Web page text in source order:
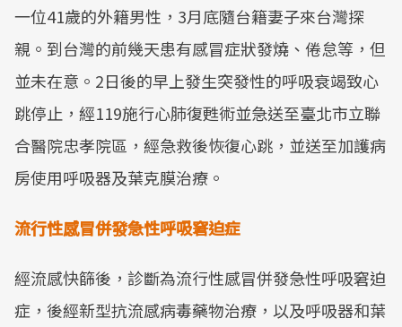
一位41歲的外籍男性，3月底隨台籍妻子來台灣探
親。到台灣的前幾天患有感冒症狀發燒、倦怠等，但
並未在意。2日後的早上發生突發性的呼吸衰竭致心
跳停止，經119施行心肺復甦術並急送至臺北市立聯
合醫院忠孝院區，經急救後恢復心跳，並送至加護病
房使用呼吸器及葉克膜治療。
流行性感冒併發急性呼吸窘迫症
經流感快篩後，診斷為流行性感冒併發急性呼吸窘迫
症，後經新型抗流感病毒藥物治療，以及呼吸器和葉